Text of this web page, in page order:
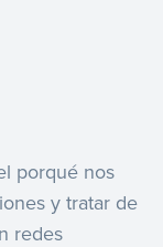
porqué nos
y tratar de
redes